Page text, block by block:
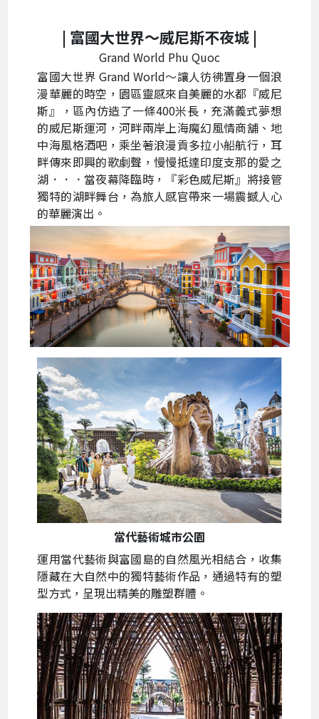
| 富國大世界～威尼斯不夜城 |
Grand World Phu Quoc
富國大世界 Grand World～讓人彷彿置身一個浪
漫華麗的時空，園區靈感來自美麗的水都『威尼
斯』，區內仿造了一條400米長，充滿義式夢想
的威尼斯運河，河畔兩岸上海魔幻風情商舖、地
中海風格酒吧，乘坐著浪漫貢多拉小船航行，耳
畔傳來即興的歌劇聲，慢慢抵達印度支那的愛之
湖．．．當夜幕降臨時，『彩色威尼斯』將接管
獨特的湖畔舞台，為旅人感官帶來一場震撼人心
的華麗演出。
當代藝術城市公園
運用當代藝術與富國島的自然風光相結合，收集
隱藏在大自然中的獨特藝術作品，通過特有的塑
型方式，呈現出精美的雕塑群體。